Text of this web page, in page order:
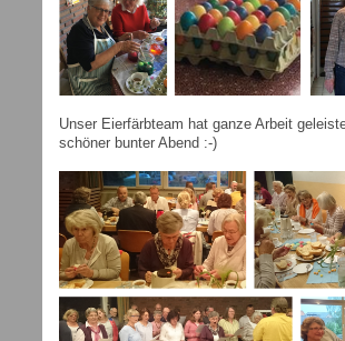
Unser Eierfärbteam hat ganze Arbeit
schöner bunter Abend :-)